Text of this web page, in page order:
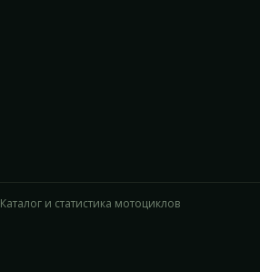
Каталог и статистика мотоциклов